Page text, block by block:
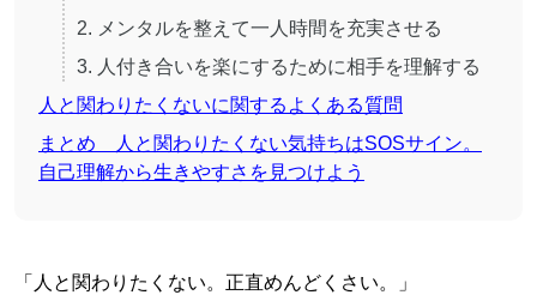
2. メンタルを整えて一人時間を充実させる
3. 人付き合いを楽にするために相手を理解する
人と関わりたくないに関するよくある質問
まとめ 人と関わりたくない気持ちはSOSサイン。
自己理解から生きやすさを見つけよう
「人と関わりたくない。正直めんどくさい。」